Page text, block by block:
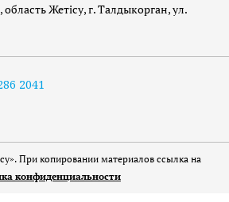
Жетісу, г. Талдыкорган, ул.
2041
При копировании материалов ссылка на
конфиденциальности